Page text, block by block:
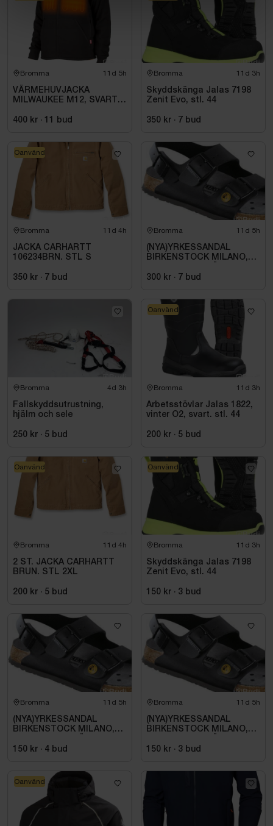
Bromma 11d 5h
VÄRMEHUVJACKA
MILWAUKEE M12, SVART
400 kr · 11 bud
Bromma 11d 3h
Skyddskänga Jalas 7198
Zenit Evo, stl. 44
350 kr · 7 bud
Bromma 11d 4h
JACKA CARHARTT
106234BRN. STL S
350 kr · 7 bud
Oanvänd
Bromma 11d 5h
(NYA)YRKESSANDAL
BIRKENSTOCK MILANO,
SVART. STL 42
300 kr · 7 bud
Bromma 4d 3h
Fallskyddsutrustning,
hjälm och sele
250 kr · 5 bud
Bromma 11d 3h
Arbetsstövlar Jalas 1822,
vinter O2, svart. stl. 44
200 kr · 5 bud
Oanvänd
Bromma 11d 4h
2 ST. JACKA CARHARTT
BRUN. STL 2XL
200 kr · 5 bud
Oanvänd
Bromma 11d 3h
Skyddskänga Jalas 7198
Zenit Evo, stl. 44
150 kr · 3 bud
Oanvänd
Bromma 11d 5h
(NYA)YRKESSANDAL
BIRKENSTOCK MILANO,
SVART. STL 42
150 kr · 4 bud
Bromma 11d 5h
(NYA)YRKESSANDAL
BIRKENSTOCK MILANO,
SVART. STL 42
150 kr · 3 bud
Oanvänd